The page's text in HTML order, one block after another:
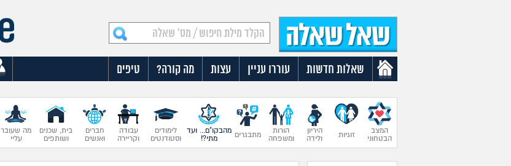
שאלות חדשות עוררו עניין עצות מה קורה? טיפים
המצב
הבטחוני
זוגיות
היריון
ולידה
הורות
ומשפחה
מתבגרים
מהבקו"ם... ועד
מתי?!
לימודים
וסטודנטים
עבודה
וקריירה
חברים
ואנשים
בית, שכנים
ושותפים
מה שעובר
עליי